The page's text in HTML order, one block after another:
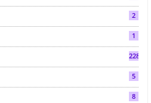
2
1
2286
5
8